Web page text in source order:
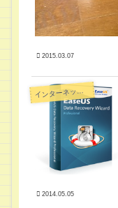
2015.03.07
イ ンターネット・裏技
2014.05.05